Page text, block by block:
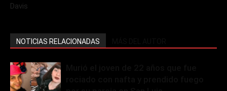
Davis
NOTICIAS RELACIONADAS